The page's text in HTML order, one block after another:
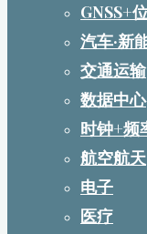
GNSS+
汽车·新
交通运输
数据中心
时钟+频
航空航天
电子
医疗